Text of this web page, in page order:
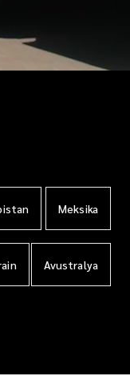
Meksika
Avustralya